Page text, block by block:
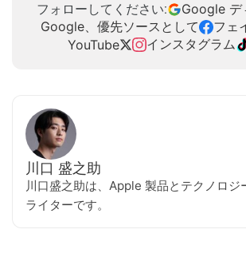
フォローしてください:
Google デ
Google、優先ソースとして
フェ
YouTube
インスタグラム
川口 盛之助
川口盛之助は、Apple 製品とテクノロジ
ライターです。